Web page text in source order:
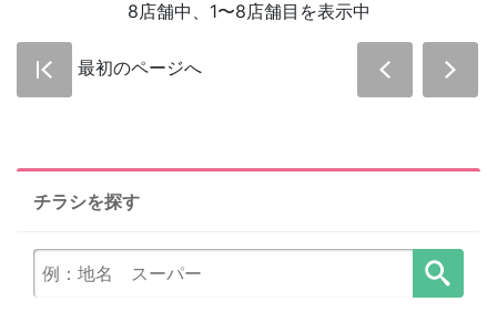
8店舗中、1〜8店舗目を表示中
最初のページへ
チラシを探す